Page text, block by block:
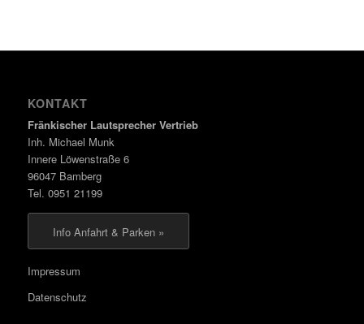
KONTAKT
Fränkischer Lautsprecher Vertrieb
Inh. Michael Munk
Innere Löwenstraße 6
96047 Bamberg
Tel. 0951 21199
Info Anfahrt & Parken »
Impressum
Datenschutz